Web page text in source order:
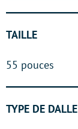
TAILLE
55 pouces
TYPE DE DALLE